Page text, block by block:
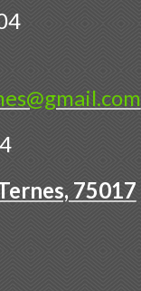
75017